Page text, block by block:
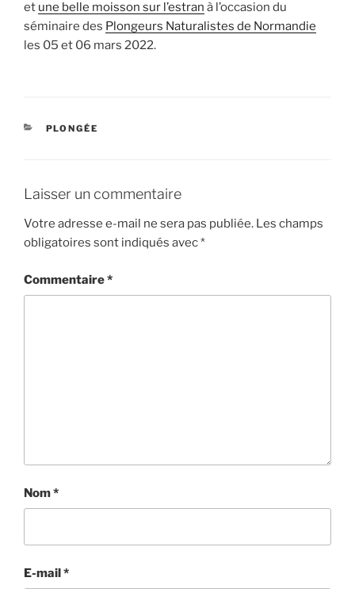
et une belle moisson sur l’estran à l’occasion du
séminaire des Plongeurs Naturalistes de Normandie
les 05 et 06 mars 2022.
CATÉGORIES
PLONGÉE
Laisser un commentaire
Votre adresse e-mail ne sera pas publiée. Les champs
obligatoires sont indiqués avec*
Commentaire*
Nom*
E-mail*